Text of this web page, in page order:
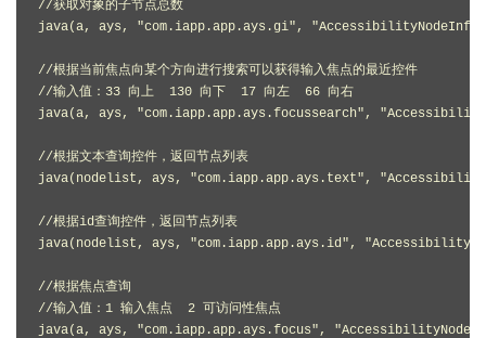
//获取对象的子节点总数
java(a, ays, "com.iapp.app.ays.gi",
//根据当前焦点向某个方向进行搜索可以获得输入焦点的最近控件
//输入值：33 向上  130 向下  17 向左  66 向右
java(a, ays, "com.iapp.app.ays.focussearch",
//根据文本查询控件，返回节点列表
java(nodelist, ays, "com.iapp.app.ays.text",
//根据id查询控件，返回节点列表
java(nodelist, ays, "com.iapp.app.ays.id",
//根据焦点查询
//输入值：1 输入焦点  2 可访问性焦点
java(a, ays, "com.iapp.app.ays.focus",